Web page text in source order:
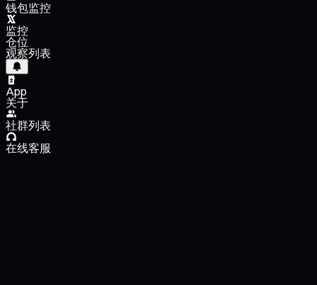
钱包监控
监控
仓位
观察列表
App
关于
社群列表
在线客服